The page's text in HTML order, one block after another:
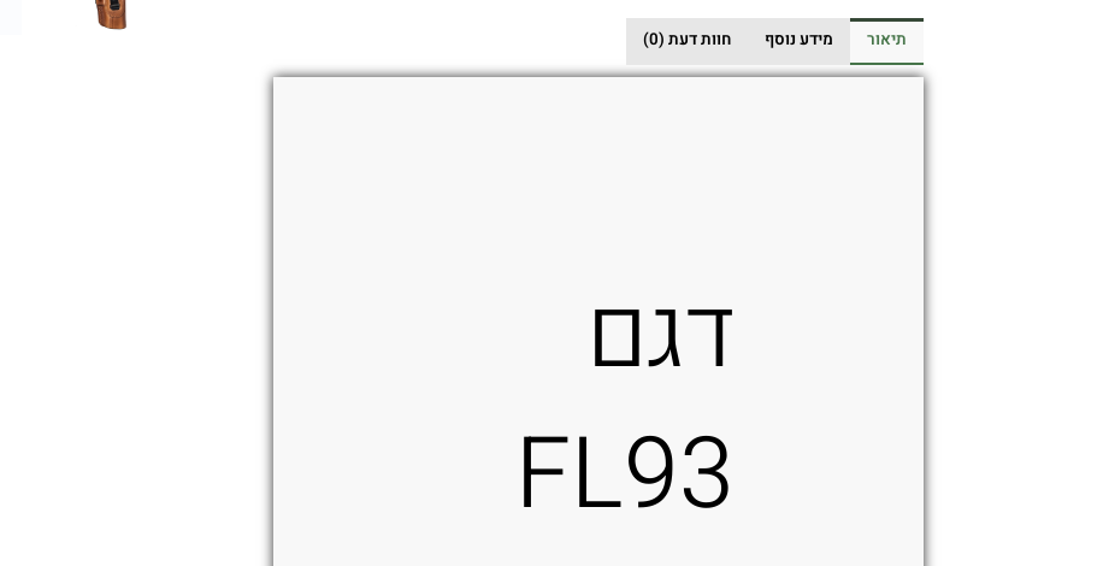
עם
Thumb
Break
תיאור מידע נוסף חוות דעת (0)
דגם
FL93